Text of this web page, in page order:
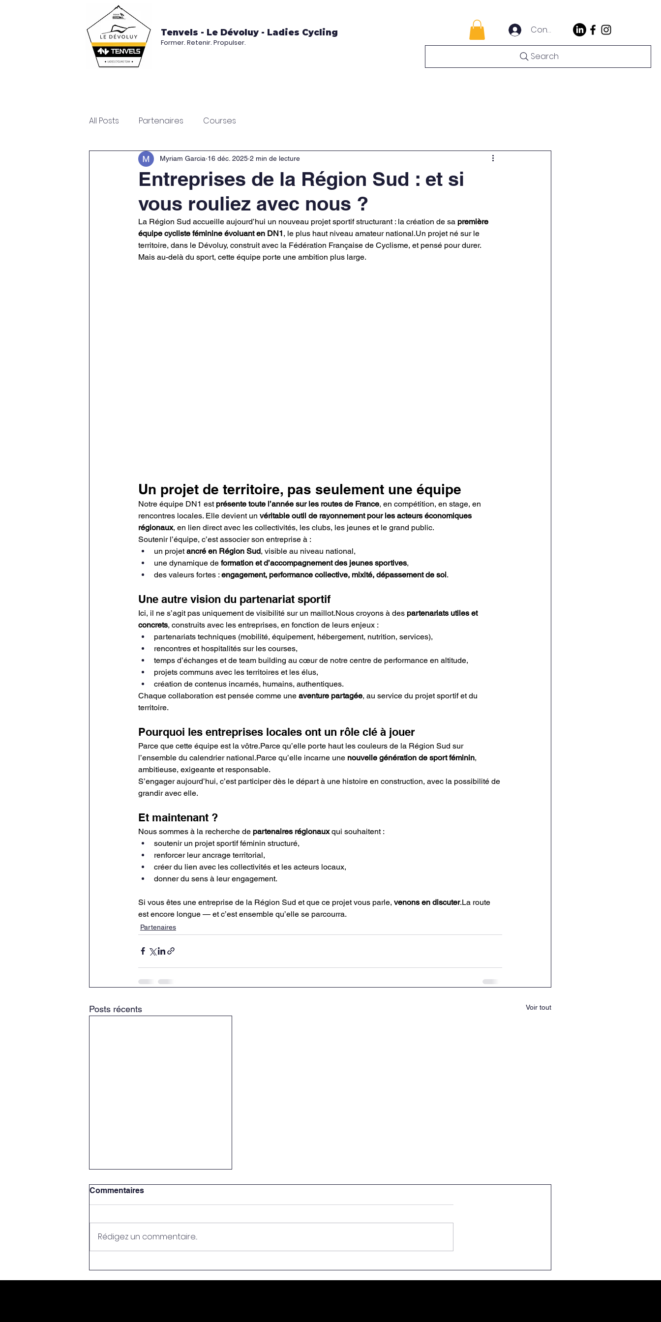
Tenvels - Le Dévoluy - Ladies Cycling
Former. Retenir. Propulser.
Connexion
Search
All Posts Partenaires Courses
Entreprises de la Région Sud : et si
vous rouliez avec nous ?
Myriam Garcia 16 déc. 2025 2 min de lecture
La Région Sud accueille aujourd’hui un nouveau projet sportif structurant : la création de sa première
équipe cycliste féminine évoluant en DN1, le plus haut niveau amateur national.Un projet né sur le
territoire, dans le Dévoluy, construit avec la Fédération Française de Cyclisme, et pensé pour durer.
Mais au-delà du sport, cette équipe porte une ambition plus large.
Un projet de territoire, pas seulement une équipe
Notre équipe DN1 est présente toute l’année sur les routes de France, en compétition, en stage, en
rencontres locales. Elle devient un véritable outil de rayonnement pour les acteurs économiques
régionaux, en lien direct avec les collectivités, les clubs, les jeunes et le grand public.
Soutenir l’équipe, c’est associer son entreprise à :
un projet ancré en Région Sud, visible au niveau national,
une dynamique de formation et d’accompagnement des jeunes sportives,
des valeurs fortes : engagement, performance collective, mixité, dépassement de soi.
Une autre vision du partenariat sportif
Ici, il ne s’agit pas uniquement de visibilité sur un maillot.Nous croyons à des partenariats utiles et
concrets, construits avec les entreprises, en fonction de leurs enjeux :
partenariats techniques (mobilité, équipement, hébergement, nutrition, services),
rencontres et hospitalités sur les courses,
temps d’échanges et de team building au cœur de notre centre de performance en altitude,
projets communs avec les territoires et les élus,
création de contenus incarnés, humains, authentiques.
Chaque collaboration est pensée comme une aventure partagée, au service du projet sportif et du
territoire.
Pourquoi les entreprises locales ont un rôle clé à jouer
Parce que cette équipe est la vôtre.Parce qu’elle porte haut les couleurs de la Région Sud sur
l’ensemble du calendrier national.Parce qu’elle incarne une nouvelle génération de sport féminin,
ambitieuse, exigeante et responsable.
S’engager aujourd’hui, c’est participer dès le départ à une histoire en construction, avec la possibilité de
grandir avec elle.
Et maintenant ?
Nous sommes à la recherche de partenaires régionaux qui souhaitent :
soutenir un projet sportif féminin structuré,
renforcer leur ancrage territorial,
créer du lien avec les collectivités et les acteurs locaux,
donner du sens à leur engagement.
Si vous êtes une entreprise de la Région Sud et que ce projet vous parle, venons en discuter.La route
est encore longue — et c’est ensemble qu’elle se parcourra.
Partenaires
Posts récents Voir tout
Commentaires
Rédigez un commentaire...